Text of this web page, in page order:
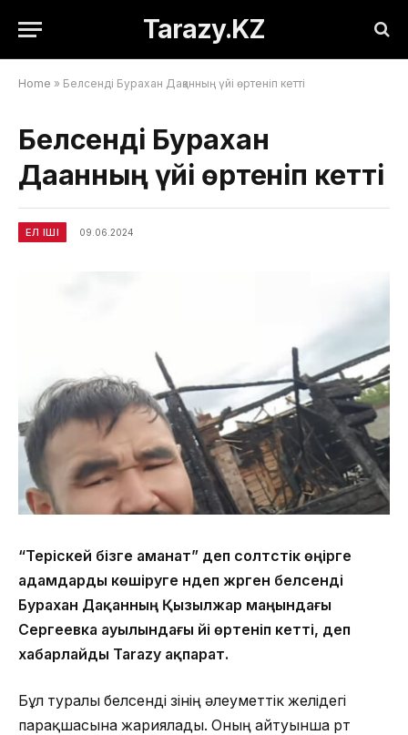
Tarazy.KZ
Home » Белсенді Бурахан Дақанның үйі өртеніп кетті
Белсенді Бурахан
Дақанның үйі өртеніп кетті
ЕЛ ІШІ 09.06.2024
“Теріскей бізге аманат” деп солтүстік өңірге
адамдарды көшіруге үндеп жүрген белсенді
Бурахан Дақанның Қызылжар маңындағы
Сергеевка ауылындағы үйі өртеніп кетті, деп
хабарлайды Tarazy ақпарат.
Бұл туралы белсенді өзінің әлеуметтік желідегі
парақшасына жариялады. Оның айтуынша өрт